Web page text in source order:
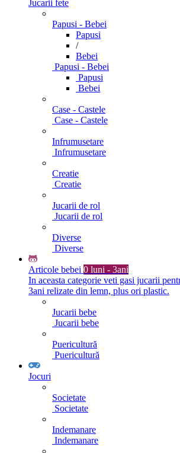
Jucarii fete
Papusi - Bebei
Papusi
/
Bebei
Papusi - Bebei
Papusi
Bebei
Case - Castele
Case - Castele
Infrumusetare
Infrumusetare
Creatie
Creatie
Jucarii de rol
Jucarii de rol
Diverse
Diverse
Articole bebei 0 luni - 3ani
In aceasta categorie veti gasi jucarii
3ani relizate din lemn, plus ori plastic.
Jucarii bebe
Jucarii bebe
Puericultură
Puericultură
Jocuri
Societate
Societate
Indemanare
Indemanare